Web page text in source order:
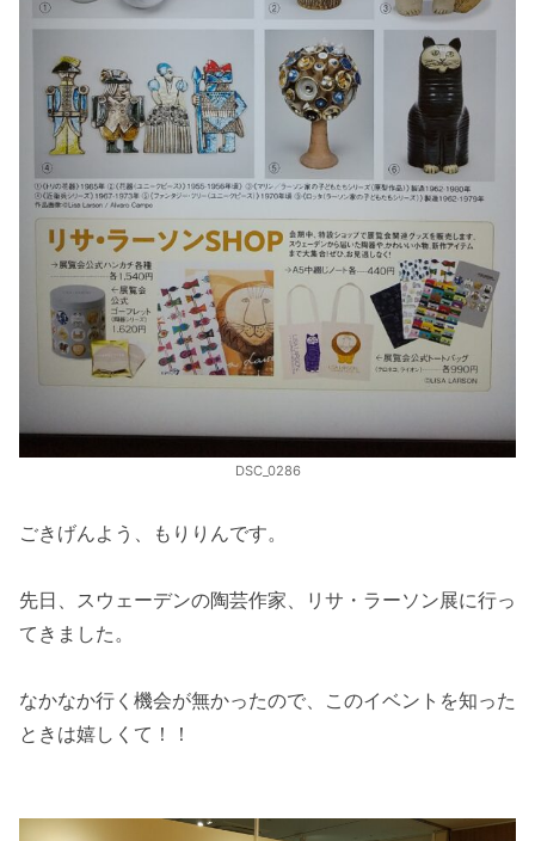
DSC_0286
ごきげんよう、もりりんです。
先日、スウェーデンの陶芸作家、リサ・ラーソン展に行っ
てきました。
なかなか行く機会が無かったので、このイベントを知った
ときは嬉しくて！！